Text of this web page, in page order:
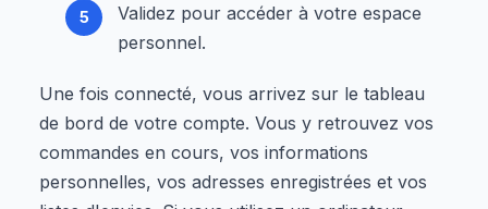
Validez pour accéder à votre espace
personnel.
Une fois connecté, vous arrivez sur le tableau
de bord de votre compte. Vous y retrouvez vos
commandes en cours, vos informations
personnelles, vos adresses enregistrées et vos